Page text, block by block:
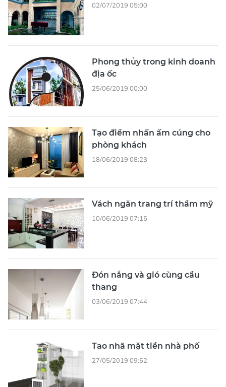
02/07/2019 05:00
Phong thủy trong kinh doanh
địa ốc
25/06/2019 00:00
Tạo điểm nhấn ấm cúng cho
phòng khách
18/06/2019 08:23
Vách ngăn trang trí thẩm mỹ
10/06/2019 07:15
Đón nắng và gió cùng cầu
thang
03/06/2019 07:44
Tao nhã mặt tiền nhà phố
27/05/2019 09:52